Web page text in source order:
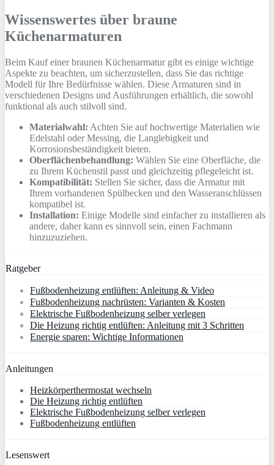
Wissenswertes über braune
Küchenarmaturen
Beim Kauf einer braunen Küchenarmatur gibt es einige wichtige
Aspekte zu beachten, um sicherzustellen, dass Sie das richtige
Modell für Ihre Bedürfnisse wählen. Diese Armaturen sind in
verschiedenen Designs und Ausführungen erhältlich, die sowohl
funktional als auch stilvoll sind.
Materialwahl: Achten Sie auf hochwertige Materialien wie
Edelstahl oder Messing, die Langlebigkeit und
Korrosionsbeständigkeit bieten.
Oberflächenbehandlung: Wählen Sie eine Oberfläche, die
zu Ihrem Küchenstil passt und gleichzeitig pflegeleicht ist.
Kompatibilität: Stellen Sie sicher, dass die Armatur mit
Ihrem vorhandenen Spülbecken und den Wasseranschlüssen
kompatibel ist.
Installation: Einige Modelle sind einfacher zu installieren als
andere, daher kann es sinnvoll sein, einen Fachmann
hinzuzuziehen.
Ratgeber
Fußbodenheizung entlüften: Anleitung & Video
Fußbodenheizung nachrüsten: Varianten & Kosten
Elektrische Fußbodenheizung selber verlegen
Die Heizung richtig entlüften: Anleitung mit 3 Schritten
Energie sparen: Wichtige Informationen
Anleitungen
Heizkörperthermostat wechseln
Die Heizung richtig entlüften
Elektrische Fußbodenheizung selber verlegen
Fußbodenheizung entlüften
Lesenswert